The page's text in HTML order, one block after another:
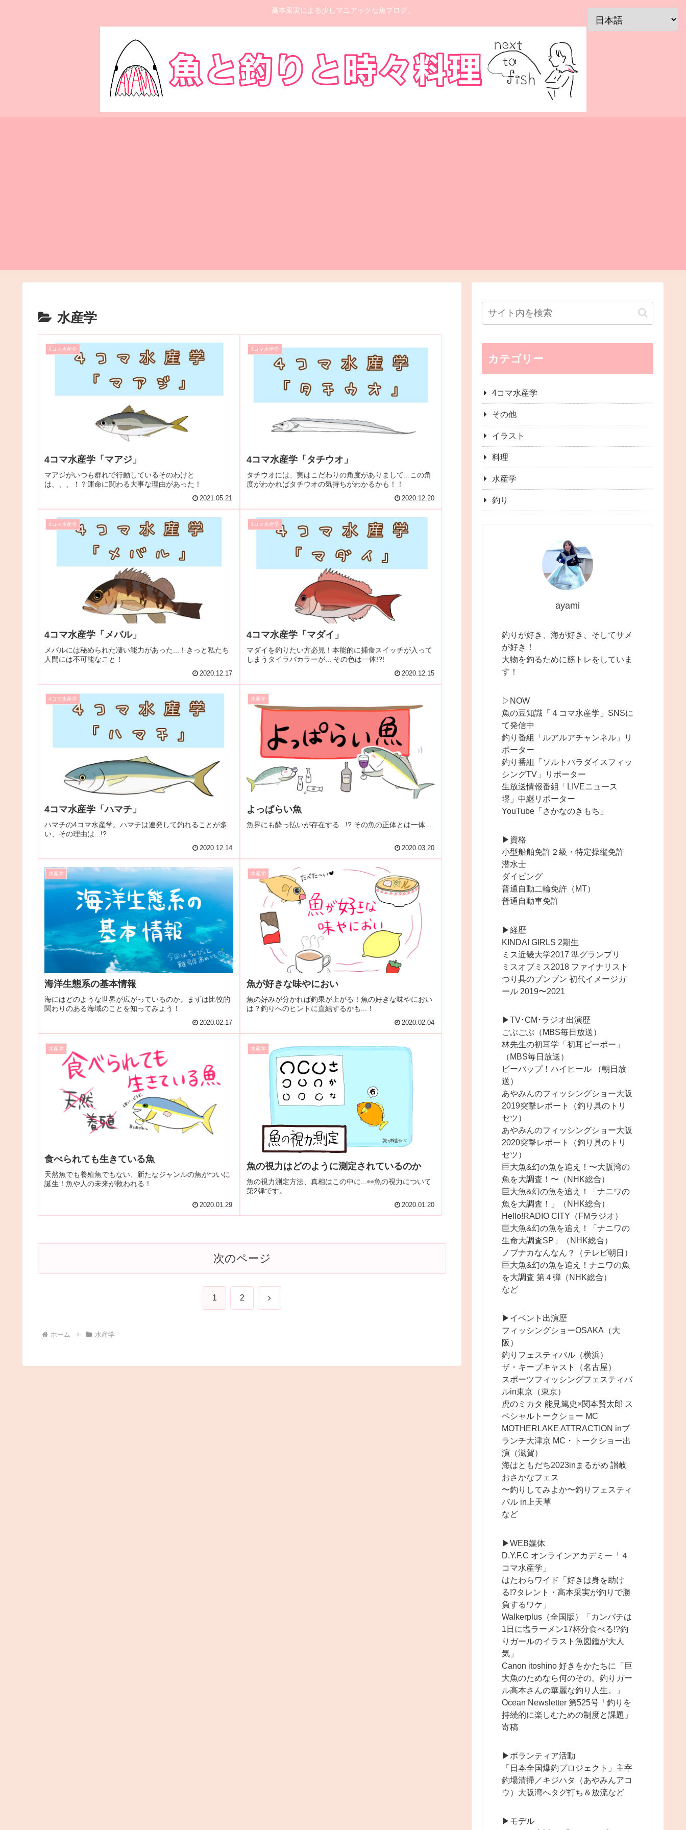
高本采実による少しマニアックな魚ブログ。
水産学
4コマ水産学
4コマ水産学「マアジ」
マアジがいつも群れで行動しているそのわけと
は、、、！？運命に関わる大事な理由があった！
2021.05.21
4コマ水産学
4コマ水産学「タチウオ」
タチウオには、実はこだわりの角度がありまして...この角
度がわかればタチウオの気持ちがわかるかも！！
2020.12.20
4コマ水産学
4コマ水産学「メバル」
メバルには秘められた凄い能力があった...！きっと私たち
人間には不可能なこと！
2020.12.17
4コマ水産学
4コマ水産学「マダイ」
マダイを釣りたい方必見！本能的に捕食スイッチが入って
しまうタイラバカラーが... その色は一体!?!
2020.12.15
4コマ水産学
4コマ水産学「ハマチ」
ハマチの4コマ水産学。ハマチは連発して釣れることが多
い、その理由は...!?
2020.12.14
水産学
よっぱらい魚
魚界にも酔っ払いが存在する...!? その魚の正体とは一体...
2020.03.20
水産学
海洋生態系の基本情報
海にはどのような世界が広がっているのか。まずは比較的
関わりのある海域のことを知ってみよう！
2020.02.17
水産学
魚が好きな味やにおい
魚の好みが分かれば釣果が上がる！魚の好きな味やにおい
は？釣りへのヒントに直結するかも...！
2020.02.04
水産学
食べられても生きている魚
天然魚でも養殖魚でもない、新たなジャンルの魚がついに
誕生！魚や人の未来が救われる！
2020.01.29
水産学
魚の視力はどのように測定されているのか
魚の視力測定方法、真相はこの中に...👀魚の視力について
第2弾です。
2020.01.20
次のページ
1 2 次
ホーム 水産学
カテゴリー
4コマ水産学
その他
イラスト
料理
水産学
釣り
ayami
釣りが好き、海が好き、そしてサメ
が好き！
大物を釣るために筋トレをしていま
す！
▷NOW
魚の豆知識「４コマ水産学」SNSに
て発信中
釣り番組「ルアルアチャンネル」リ
ポーター
釣り番組「ソルトパラダイスフィッ
シングTV」リポーター
生放送情報番組「LIVEニュース
堺」中継リポーター
YouTube「さかなのきもち」
▶︎資格
小型船舶免許２級・特定操縦免許
潜水士
ダイビング
普通自動二輪免許（MT）
普通自動車免許
▶︎経歴
KINDAI GIRLS 2期生
ミス近畿大学2017 準グランプリ
ミスオブミス2018 ファイナリスト
つり具のブンブン 初代イメージガ
ール 2019〜2021
▶︎TV･CM･ラジオ出演歴
ごぶごぶ（MBS毎日放送）
林先生の初耳学「初耳ピーポー」
（MBS毎日放送）
ビーバップ！ハイヒール （朝日放
送）
あやみんのフィッシングショー大阪
2019突撃レポート（釣り具のトリ
セツ）
あやみんのフィッシングショー大阪
2020突撃レポート（釣り具のトリ
セツ）
巨大魚&幻の魚を追え！〜大阪湾の
魚を大調査！〜（NHK総合）
巨大魚&幻の魚を追え！「ナニワの
魚を大調査！」（NHK総合）
Hello!RADIO CITY（FMラジオ）
巨大魚&幻の魚を追え！「ナニワの
生命大調査SP」（NHK総合）
ノブナカなんなん？（テレビ朝日）
巨大魚&幻の魚を追え！ナニワの魚
を大調査 第４弾（NHK総合）
など
▶︎イベント出演歴
フィッシングショーOSAKA（大
阪）
釣りフェスティバル（横浜）
ザ・キープキャスト（名古屋）
スポーツフィッシングフェスティバ
ルin東京（東京）
虎のミカタ 能見篤史×関本賢太郎 ス
ペシャルトークショー MC
MOTHERLAKE ATTRACTION inブ
ランチ大津京 MC・トークショー出
演（滋賀）
海はともだち2023inまるがめ 讃岐
おさかなフェス
〜釣りしてみよか〜釣りフェスティ
バル in上天草
など
▶︎WEB媒体
D.Y.F.C オンラインアカデミー「４
コマ水産学」
はたわらワイド「好きは身を助け
る!?タレント・高本采実が釣りで勝
負するワケ」
Walkerplus（全国版）「カンパチは
1日に塩ラーメン17杯分食べる!?釣
りガールのイラスト魚図鑑が大人
気」
Canon itoshino 好きをかたちに「巨
大魚のためなら何のその。釣りガー
ル高本さんの華麗な釣り人生。」
Ocean Newsletter 第525号「釣りを
持続的に楽しむための制度と課題」
寄稿
▶︎ボランティア活動
「日本全国爆釣プロジェクト」主宰
釣場清掃／キジハタ（あやみんアコ
ウ）大阪湾へタグ打ち＆放流など
▶︎モデル